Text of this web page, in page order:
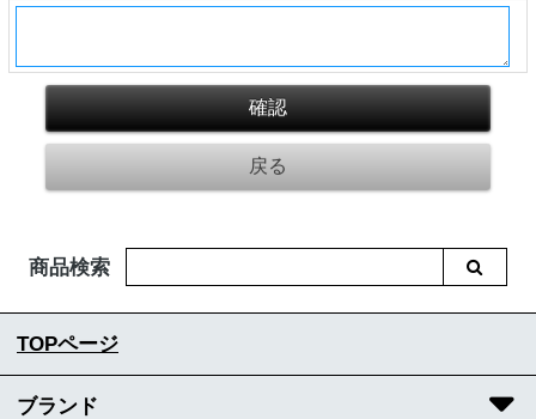
商品検索
TOPページ
ブランド